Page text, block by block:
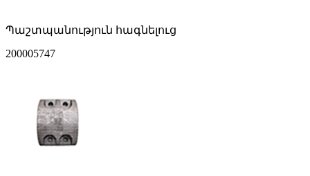
Պաշտպանություն հագնելուց
200005747